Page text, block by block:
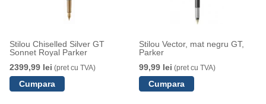
Stilou Chiselled Silver GT
Sonnet Royal Parker
2399,99 lei (pret cu TVA)
Stilou Vector, mat negru GT,
Parker
99,99 lei (pret cu TVA)